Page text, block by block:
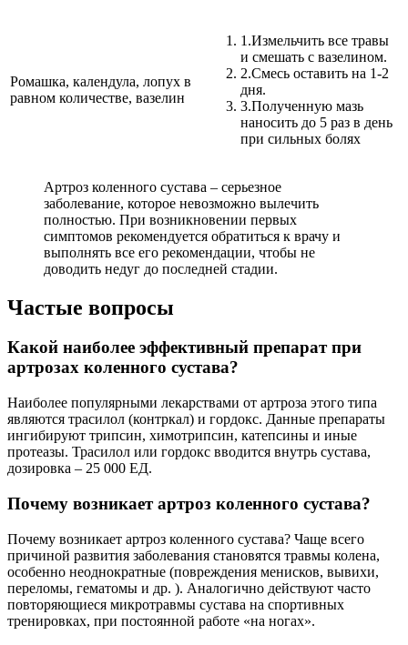
Ромашка, календула, лопух в
равном количестве, вазелин
1.Измельчить все травы
и смешать с вазелином.
2.Смесь оставить на 1-2
дня.
3.Полученную мазь
наносить до 5 раз в день
при сильных болях
Артроз коленного сустава – серьезное
заболевание, которое невозможно вылечить
полностью. При возникновении первых
симптомов рекомендуется обратиться к врачу и
выполнять все его рекомендации, чтобы не
доводить недуг до последней стадии.
Частые вопросы
Какой наиболее эффективный препарат при
артрозах коленного сустава?
Наиболее популярными лекарствами от артроза этого типа
являются трасилол (контркал) и гордокс. Данные препараты
ингибируют трипсин, химотрипсин, катепсины и иные
протеазы. Трасилол или гордокс вводится внутрь сустава,
дозировка – 25 000 ЕД.
Почему возникает артроз коленного сустава?
Почему возникает артроз коленного сустава? Чаще всего
причиной развития заболевания становятся травмы колена,
особенно неоднократные (повреждения менисков, вывихи,
переломы, гематомы и др. ). Аналогично действуют часто
повторяющиеся микротравмы сустава на спортивных
тренировках, при постоянной работе «на ногах».